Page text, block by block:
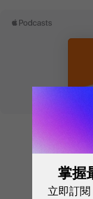
掌握
立即訂